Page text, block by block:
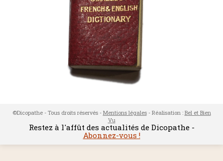
©Dicopathe - Tous droits réservés - Mentions légales- Réalisation : Bel et Bien
Vu
Restez à l'affût des actualités de Dicopathe -
Abonnez-vous !